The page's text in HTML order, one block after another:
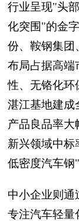
行业呈现"头
化突围"的金
份、鞍钢集团
布局占据高端
性、无铬化环
湛江基地建成
产品良品率大
新兴领域中
低密度汽车钢
中小企业则通
专注汽车轻量